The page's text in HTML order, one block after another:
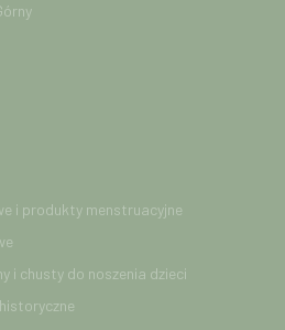
i produkty menstruacyjne
i chusty do noszenia dzieci